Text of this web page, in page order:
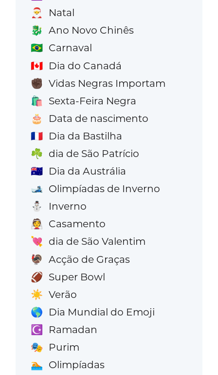
🎅 Natal
🐉 Ano Novo Chinês
🇧🇷 Carnaval
🇨🇦 Dia do Canadá
✊🏿 Vidas Negras Importam
🛍️ Sexta-Feira Negra
🎂 Data de nascimento
🇫🇷 Dia da Bastilha
☘️ dia de São Patrício
🇦🇺 Dia da Austrália
🎿 Olimpíadas de Inverno
⛄ Inverno
👰 Casamento
💘 dia de São Valentim
🦃 Acção de Graças
🏈 Super Bowl
☀️ Verão
🌎 Dia Mundial do Emoji
☪️ Ramadan
🎭 Purim
🏊 Olimpíadas